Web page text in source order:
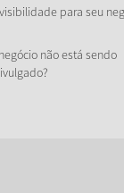
para seu
não está sendo